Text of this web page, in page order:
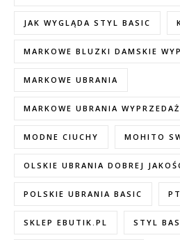
JAK WYGLĄDA STYL BASIC
MARKOWE BLUZKI DAMSKIE
MARKOWE UBRANIA
MARKOWE UBRANIA WYPRZEDAŻ
MODNE CIUCHY MOHITO
OLSKIE UBRANIA DOBREJ
POLSKIE UBRANIA BASIC
SKLEP EBUTIK.PL STYL